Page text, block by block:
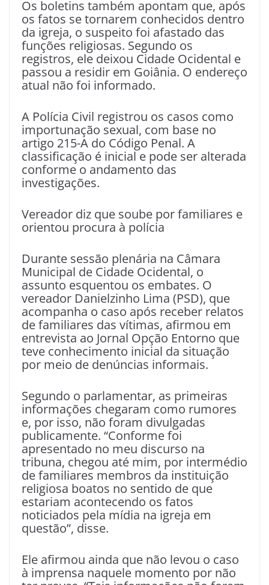
Os boletins também apontam que, após
os fatos se tornarem conhecidos dentro
da igreja, o suspeito foi afastado das
funções religiosas. Segundo os
registros, ele deixou Cidade Ocidental e
passou a residir em Goiânia. O endereço
atual não foi informado.
A Polícia Civil registrou os casos como
importunação sexual, com base no
artigo 215-A do Código Penal. A
classificação é inicial e pode ser alterada
conforme o andamento das
investigações.
Vereador diz que soube por familiares e
orientou procura à polícia
Durante sessão plenária na Câmara
Municipal de Cidade Ocidental, o
assunto esquentou os embates. O
vereador Danielzinho Lima (PSD), que
acompanha o caso após receber relatos
de familiares das vítimas, afirmou em
entrevista ao Jornal Opção Entorno que
teve conhecimento inicial da situação
por meio de denúncias informais.
Segundo o parlamentar, as primeiras
informações chegaram como rumores
e, por isso, não foram divulgadas
publicamente. “Conforme foi
apresentado no meu discurso na
tribuna, chegou até mim, por intermédio
de familiares membros da instituição
religiosa boatos no sentido de que
estariam acontecendo os fatos
noticiados pela mídia na igreja em
questão”, disse.
Ele afirmou ainda que não levou o caso
à imprensa naquele momento por não